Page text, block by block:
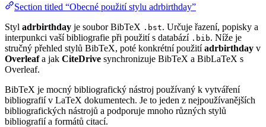
Section titled “Obecné použití stylu adrbirthday”
Styl adrbirthday je soubor BibTeX .bst. Určuje řazení, popisky a
interpunkci vaší bibliografie při použití s databází .bib. Níže je
stručný přehled stylů BibTeX, poté konkrétní použitíadrbirthday v
Overleafa jak CiteDrive synchronizuje BibTeX a BibLaTeX s
Overleaf.
BibTeX je mocný bibliografický nástroj používaný k vytváření
bibliografií v LaTeX dokumentech. Je to jeden z nejpoužívanějších
bibliografických nástrojů a podporuje mnoho různých stylů
bibliografií a formátů citací.